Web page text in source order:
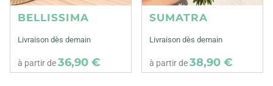
BELLISSIMA
Livraison dès demain
à partir de36,90 €
SUMATRA
Livraison dès demain
à partir de38,90 €